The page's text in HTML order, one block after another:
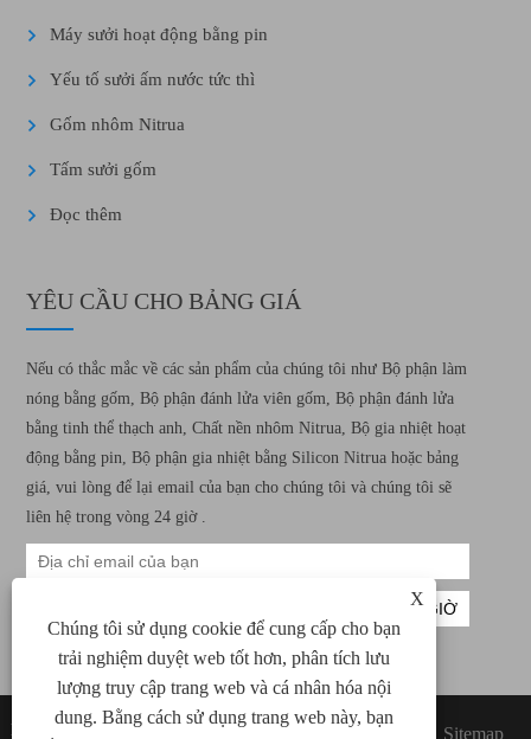
X
Chúng tôi sử dụng cookie để cung cấp cho bạn
trải nghiệm duyệt web tốt hơn, phân tích lưu
lượng truy cập trang web và cá nhân hóa nội
dung. Bằng cách sử dụng trang web này, bạn
Máy sưởi hoạt động bằng pin
Yếu tố sưởi ấm nước tức thì
Gốm nhôm Nitrua
Tấm sưởi gốm
Đọc thêm
YÊU CẦU CHO BẢNG GIÁ
Nếu có thắc mắc về các sản phẩm của chúng tôi như Bộ phận làm
nóng bằng gốm, Bộ phận đánh lửa viên gốm, Bộ phận đánh lửa
bằng tinh thể thạch anh, Chất nền nhôm Nitrua, Bộ gia nhiệt hoạt
động bằng pin, Bộ phận gia nhiệt bằng Silicon Nitrua hoặc bảng
giá, vui lòng để lại email của bạn cho chúng tôi và chúng tôi sẽ
liên hệ trong vòng 24 giờ .
Bản quyền © 2022 Xiamen Green Way Công Sitemap